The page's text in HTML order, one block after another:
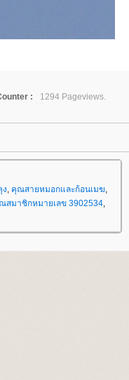
:
1294 Pageviews.
ง, คุณสายหมอกและก้อนเมฆ,
สมาชิกหมายเลข 3902534,